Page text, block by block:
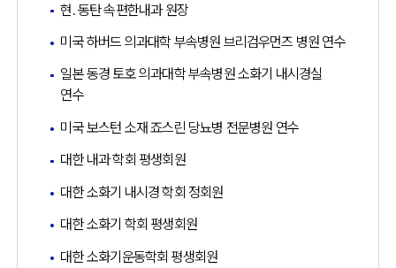
현. 동탄 속편한내과 원장
미국 하버드 의과대학 부속병원 브리검우먼즈 병원 연수
일본 동경 토호 의과대학 부속병원 소화기 내시경실
연수
미국 보스턴 소재 죠스린 당뇨병 전문병원 연수
대한 내과 학회 평생회원
대한 소화기 내시경 학회 정회원
대한 소화기 학회 평생회원
대한 소화기운동학회 평생회원